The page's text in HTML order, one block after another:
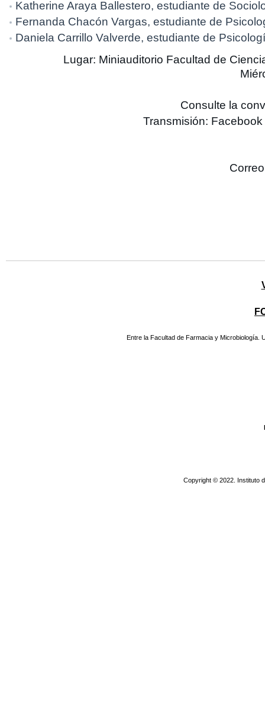
Katherine Araya Ballestero, estudiante de
Fernanda Chacón Vargas, estudiante de
Daniela Carrillo Valverde, estudiante de
Lugar: Miniauditorio Facultad de
Consulte la
Transmisión:
Entre la Facultad de Farmacia y Microbiología.
Copyright © 2022. Instituto